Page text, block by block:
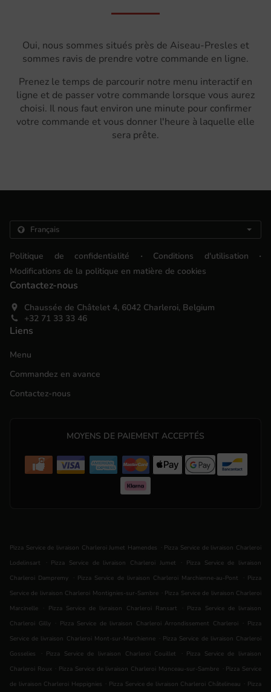
Oui, nous sommes situés près de Aiseau-Presles et
sommes ravis de prendre votre commande en ligne.
Prenez le temps de parcourir notre menu interactif en
ligne et de passer votre commande lorsque vous aurez
choisi. Il nous faut environ une minute pour confirmer
votre commande et vous donner l'heure à laquelle elle
sera prête.
Politique de confidentialité . Conditions d'utilisation .
Modifications de la politique en matière de cookies
Contactez-nous
Chaussée de Châtelet 4, 6042 Charleroi, Belgium
+32 71 33 33 46
Liens
Menu
Commandez en avance
Contactez-nous
MOYENS DE PAIEMENT ACCEPTÉS
Pizza Service de livraison Charleroi Jumet Hamendes . Pizza Service de livraison Charleroi
Lodelinsart
. Pizza Service de livraison Charleroi Jumet . Pizza Service de livraison
Charleroi Dampremy
. Pizza Service de livraison Charleroi Marchienne-au-Pont . Pizza
Service de livraison Charleroi Montignies-sur-Sambre . Pizza Service de livraison Charleroi
Marcinelle
. Pizza Service de livraison Charleroi Ransart . Pizza Service de livraison
Charleroi Gilly
. Pizza Service de livraison Charleroi Arrondissement Charleroi . Pizza
Service de livraison Charleroi Mont-sur-Marchienne . Pizza Service de livraison Charleroi
Gosselies
. Pizza Service de livraison Charleroi Couillet . Pizza Service de livraison
Charleroi Roux . Pizza Service de livraison Charleroi Monceau-sur-Sambre . Pizza Service
de livraison Charleroi Heppignies . Pizza Service de livraison Charleroi Châtelineau . Pizza